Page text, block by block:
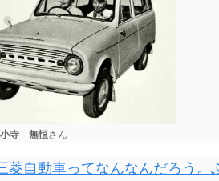
寺 無恒さん
菱自動車ってなんなんだろう。